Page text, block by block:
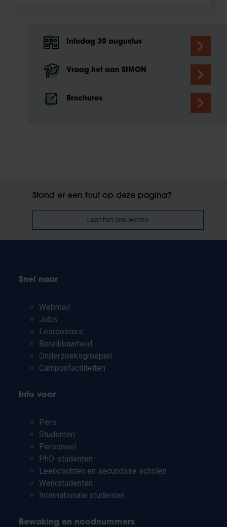
Infodag 30 augustus
Vraag het aan SIMON
Brochures
Stond er een fout op deze pagina?
Laat het ons weten
Snel naar
Webmail
Jobs
Lesroosters
Bereikbaarheid
Onderzoeksgroepen
Campusfaciliteiten
Info voor
Pers
Studenten
Personeel
PhD-studenten
Leerkrachten en secundaire scholen
Werkstudenten
Internationale studenten
Bewaking en noodnummers